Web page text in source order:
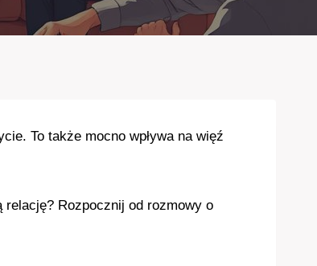
To także mocno wpływa na więź
relację? Rozpocznij od rozmowy o